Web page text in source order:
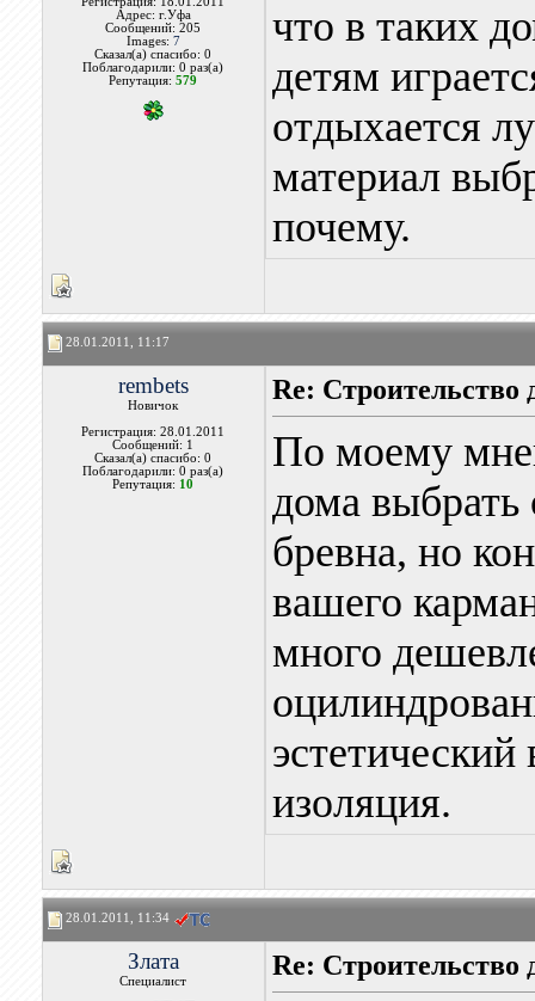
Адрес: г.Уфа
Сообщений: 205
Images: 7
Сказал(а) спасибо: 0
Поблагодарили: 0 раз(а)
Репутация:579
что в таких
детям
отдыхается
материал
почему.
28.01.2011, 11:17
rembets
Новичок
Регистрация: 28.01.2011
Сообщений: 1
Сказал(а) спасибо: 0
Поблагодарили: 0 раз(а)
Репутация: 10
Re: Строительство
По моему
дома
бревна, но
вашего
много
изоляция.
28.01.2011, 11:34
Злата
Специалист
Re: Строительство